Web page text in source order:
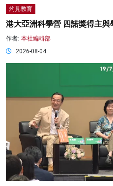
灼見教育
港大亞洲科學營 四諾獎得主與
作者: 本社編輯部
2026-08-04